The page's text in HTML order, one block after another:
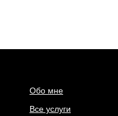
Обо мне
Все услуги